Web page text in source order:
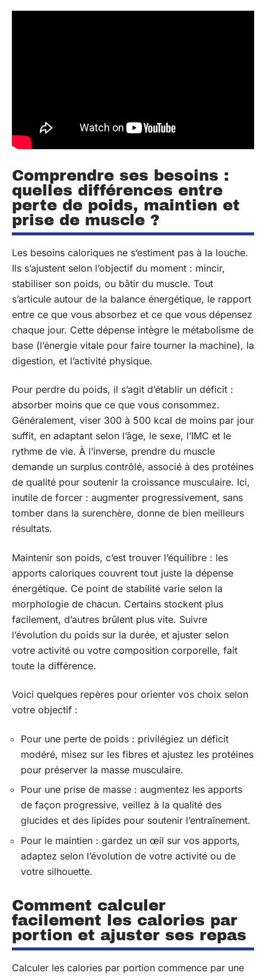
Comprendre ses besoins :
quelles différences entre
perte de poids, maintien et
prise de muscle ?
Les besoins caloriques ne s’estiment pas à la louche.
Ils s’ajustent selon l’objectif du moment : mincir,
stabiliser son poids, ou bâtir du muscle. Tout
s’articule autour de la balance énergétique, le rapport
entre ce que vous absorbez et ce que vous dépensez
chaque jour. Cette dépense intègre le métabolisme de
base (l’énergie vitale pour faire tourner la machine), la
digestion, et l’activité physique.
Pour perdre du poids, il s’agit d’établir un déficit :
absorber moins que ce que vous consommez.
Généralement, viser 300 à 500 kcal de moins par jour
suffit, en adaptant selon l’âge, le sexe, l’IMC et le
rythme de vie. À l’inverse, prendre du muscle
demande un surplus contrôlé, associé à des protéines
de qualité pour soutenir la croissance musculaire. Ici,
inutile de forcer : augmenter progressivement, sans
tomber dans la surenchère, donne de bien meilleurs
résultats.
Maintenir son poids, c’est trouver l’équilibre : les
apports caloriques couvrent tout juste la dépense
énergétique. Ce point de stabilité varie selon la
morphologie de chacun. Certains stockent plus
facilement, d’autres brûlent plus vite. Suivre
l’évolution du poids sur la durée, et ajuster selon
votre activité ou votre composition corporelle, fait
toute la différence.
Voici quelques repères pour orienter vos choix selon
votre objectif :
Pour une perte de poids : privilégiez un déficit
modéré, misez sur les fibres et ajustez les protéines
pour préserver la masse musculaire.
Pour une prise de masse : augmentez les apports
de façon progressive, veillez à la qualité des
glucides et des lipides pour soutenir l’entraînement.
Pour le maintien : gardez un œil sur vos apports,
adaptez selon l’évolution de votre activité ou de
votre silhouette.
Comment calculer
facilement les calories par
portion et ajuster ses repas
Calculer les calories par portion commence par une